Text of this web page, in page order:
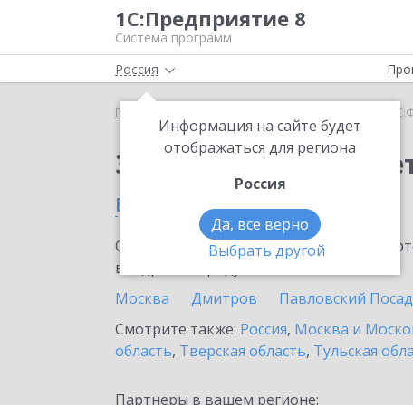
1С:Предприятие 8
Система программ
Россия
Информация на сайте будет
отображаться для региона
Россия
Да, все верно
Выбрать другой
Главная
Заказать
в Краснозаводске
Ознакомьтесь с информационными
внедрение продукта.
Москва
Дмитров Павловский Посад
Смотрите также: Россия, Москва и
область, Тверская область, Тульская
Партнеры в вашем регионе: